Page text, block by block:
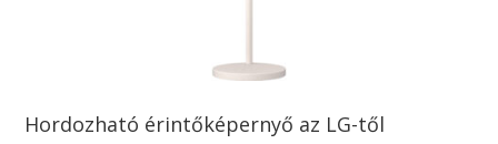
Hordozható érintőképernyő az LG-től